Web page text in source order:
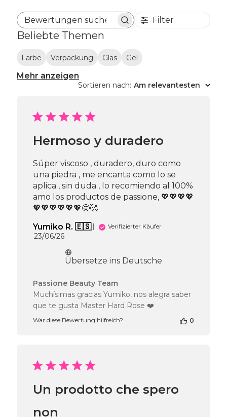
Bewertungen suchen
Filter
Beliebte Themen
Farbe Verpackung Glas Gel
Mehr anzeigen
Sortieren nach: Am relevantesten
Hermoso y duradero
Súper viscoso , duradero, duro como
una piedra , me encanta como lo se
aplica , sin duda , lo recomiendo al 100%
amo los productos de passione, 💖💖💖💖
💖💖💖💖💖💖🤩🥰
Yumiko R. 🇪🇸
Verifizierter Käufer
Veröffentlichungsdatum
23/06/26
Übersetze ins Deutsche
Kommentare
des
Shop-
Inhabers
zur
Wed
Passione Beauty Team
Muchísimas gracias Yumiko, nos alegra saber
que te gusta Master Hard Rose ❤️
War diese Bewertung hilfreich? 0
Un prodotto che spero
non